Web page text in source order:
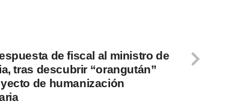
de fiscal al ministro de
tras descubrir “orangután”
de humanización